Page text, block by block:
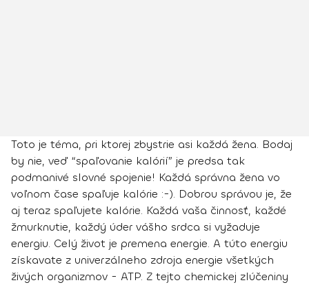
Toto je téma, pri ktorej zbystrie asi každá žena. Bodaj
by nie, veď “spaľovanie kalórií” je predsa tak
podmanivé slovné spojenie! Každá správna žena vo
voľnom čase spaľuje kalórie :-). Dobrou správou je, že
aj teraz spaľujete kalórie. Každá vaša činnosť, každé
žmurknutie, každý úder vášho srdca si vyžaduje
energiu. Celý život je premena energie. A túto energiu
získavate z univerzálneho zdroja energie všetkých
živých organizmov - ATP. Z tejto chemickej zlúčeniny